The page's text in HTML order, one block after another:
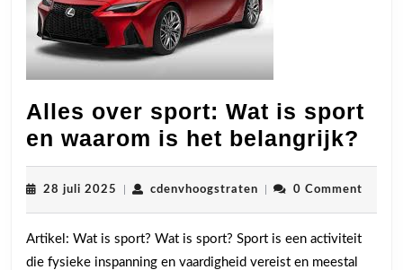
Alles over sport: Wat is sport
en waarom is het belangrijk?
Wat
is
28 juli 2025 28
cdenvhoogstratencdenvhoogstraten
0 Comment
Artikel: Wat is sport? Wat is sport? Sport is een activiteit
die fysieke inspanning en vaardigheid vereist en meestal